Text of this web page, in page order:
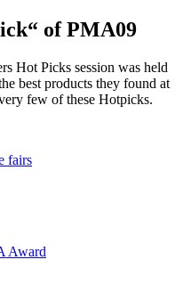
of PMA09
Hot Picks session was held
best products they found at
few of these Hotpicks.
fairs
Award